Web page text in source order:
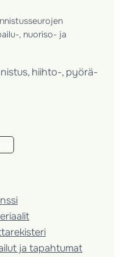
, nuoriso- ja
hiihto-, pyörä-
ja tapahtumat